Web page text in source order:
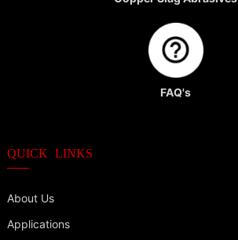
FAQ's
QUICK LINKS
About Us
Applications